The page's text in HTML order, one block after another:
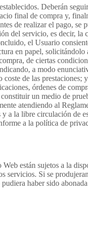
Deberán
final de compra y,
de realizar el pago,
del servicio, es decir,
el Usuario
en papel,
de ciertas
a modo
de las
órdenes de
un medio de
atendiendo al
y a la libre circulación
a la política de
están sujetos a la
servicios. Si se
haber sido